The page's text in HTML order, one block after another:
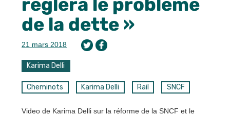
de la dette »
21 mars 2018
Karima Delli
Cheminots Karima Delli Rail SNCF
Video de Karima Delli sur la réforme de la SNCF et le